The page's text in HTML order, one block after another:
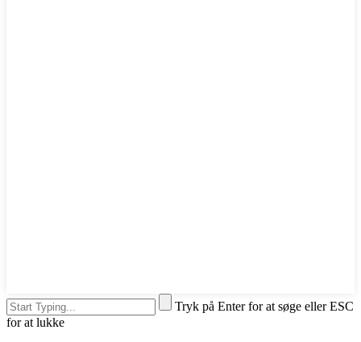
Tryk på Enter for at søge eller ESC
for at lukke